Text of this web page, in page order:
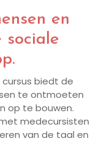
en
sociale
biedt de
te ontmoeten
op te bouwen.
medecursisten
van de taal en